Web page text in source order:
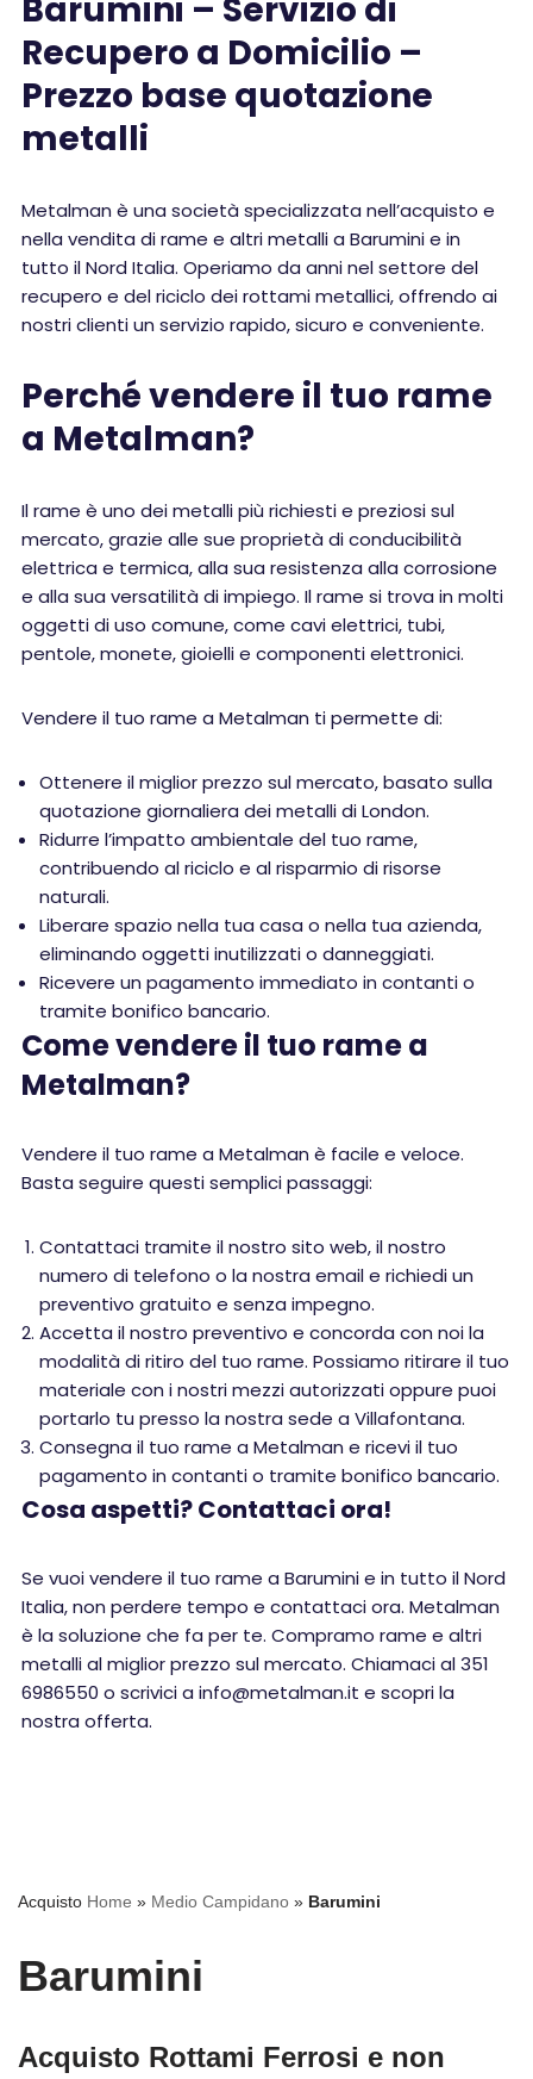
Barumini – Servizio di
Recupero a Domicilio –
Prezzo base quotazione
metalli
Metalman è una società specializzata nell’acquisto e
nella vendita di rame e altri metalli a Barumini e in
tutto il Nord Italia. Operiamo da anni nel settore del
recupero e del riciclo dei rottami metallici, offrendo ai
nostri clienti un servizio rapido, sicuro e conveniente.
Perché vendere il tuo rame
a Metalman?
Il rame è uno dei metalli più richiesti e preziosi sul
mercato, grazie alle sue proprietà di conducibilità
elettrica e termica, alla sua resistenza alla corrosione
e alla sua versatilità di impiego. Il rame si trova in molti
oggetti di uso comune, come cavi elettrici, tubi,
pentole, monete, gioielli e componenti elettronici.
Vendere il tuo rame a Metalman ti permette di:
Ottenere il miglior prezzo sul mercato, basato sulla
quotazione giornaliera dei metalli di London.
Ridurre l’impatto ambientale del tuo rame,
contribuendo al riciclo e al risparmio di risorse
naturali.
Liberare spazio nella tua casa o nella tua azienda,
eliminando oggetti inutilizzati o danneggiati.
Ricevere un pagamento immediato in contanti o
tramite bonifico bancario.
Come vendere il tuo rame a
Metalman?
Vendere il tuo rame a Metalman è facile e veloce.
Basta seguire questi semplici passaggi:
Contattaci tramite il nostro sito web, il nostro
numero di telefono o la nostra email e richiedi un
preventivo gratuito e senza impegno.
Accetta il nostro preventivo e concorda con noi la
modalità di ritiro del tuo rame. Possiamo ritirare il tuo
materiale con i nostri mezzi autorizzati oppure puoi
portarlo tu presso la nostra sede a Villafontana.
Consegna il tuo rame a Metalman e ricevi il tuo
pagamento in contanti o tramite bonifico bancario.
Cosa aspetti? Contattaci ora!
Se vuoi vendere il tuo rame a Barumini e in tutto il Nord
Italia, non perdere tempo e contattaci ora. Metalman
è la soluzione che fa per te. Compramo rame e altri
metalli al miglior prezzo sul mercato. Chiamaci al 351
6986550 o scrivici a info@metalman.it e scopri la
nostra offerta.
Acquisto Home » Medio Campidano » Barumini
Barumini
Acquisto Rottami Ferrosi e non